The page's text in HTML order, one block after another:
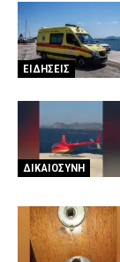
ΕΙΔΗΣΕΙΣ
ΔΙΚΑΙΟΣΥΝΗ